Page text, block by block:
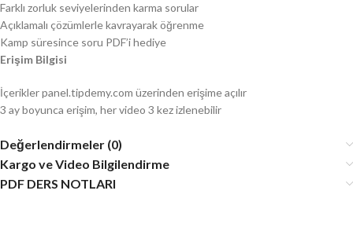
Farklı zorluk seviyelerinden karma sorular
Açıklamalı çözümlerle kavrayarak öğrenme
Kamp süresince soru PDF’i hediye
Erişim Bilgisi
İçerikler panel.tipdemy.com üzerinden erişime açılır
3 ay boyunca erişim, her video 3 kez izlenebilir
Değerlendirmeler (0)
Kargo ve Video Bilgilendirme
PDF DERS NOTLARI